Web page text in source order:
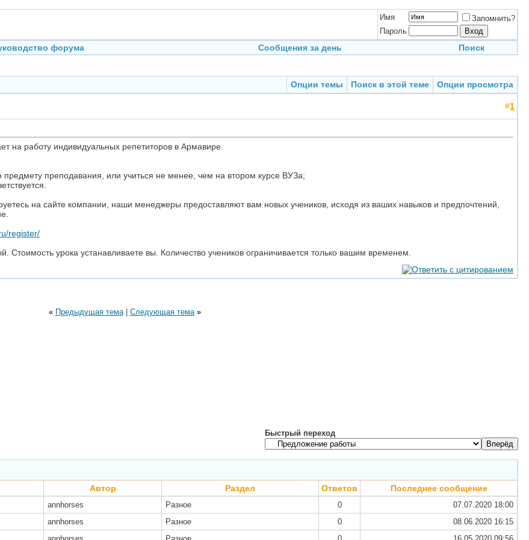
Имя
Запомнить?
Пароль
форума Сообщения за день Поиск
Опции темы Поиск в этой теме
Опции просмотра
#1
на работу индивидуальных репетиторов в Армавире.
преподавания, или учиться не менее, чем на втором курсе ВУЗа;
на сайте компании, наши менеджеры предоставляют вам новых учеников, исходя из ваших навыков и предпочтений,
register/
Стоимость урока устанавливаете вы. Количество учеников ограничивается только вашим временем.
« Предыдущая тема| Следующая тема »
Быстрый переход
Автор Раздел Ответов Последнее сообщение
annhorses Разное 0 07.07.2020 18:00
annhorses Разное 0 08.06.2020 16:15